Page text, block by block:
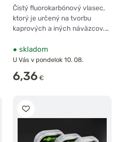
30m
Čistý fluorokarbónový vlasec,
ktorý je určený na tvorbu
kaprových a iných náväzcov.…
● skladom
U Vás v pondelok 10. 08.
6,36 €